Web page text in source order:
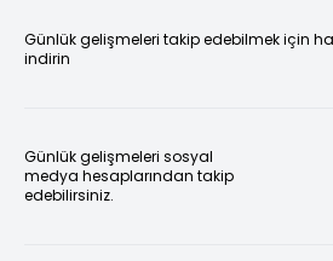
Günlük gelişmeleri takip edebilmek için
indirin
Günlük gelişmeleri sosyal
medya hesaplarından takip
edebilirsiniz.